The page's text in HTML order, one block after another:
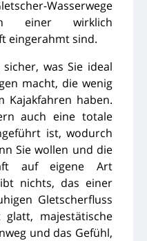
Wasserwege
einer wirklich
eingerahmt sind.
was Sie ideal
macht, die wenig
Kajakfahren haben.
auch eine totale
ist, wodurch
Sie wollen und die
auf eigene Art
nichts, das einer
Gletscherfluss
majestätische
und das Gefühl,